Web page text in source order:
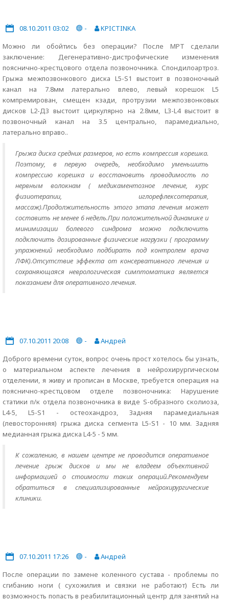
08.10.2011 03:02 -
KPICTINKA
Можно ли обойтись без операции? После МРТ сделали
заключение: Дегенеративно-дистрофические изменения
пояснично-крестцового отдела позвоночника. Спондилоартроз.
Грыжа межпозвонкового диска L5-S1 выстоит в позвоночный
канал на 7.8мм латерально влево, левый корешок L5
компремирован, смещен кзади, протрузии межпозвонковых
дисков L2-Д3 выстоит циркулярно на 2.8мм, L3-L4 выстоит в
позвоночный канал на 3.5 центрально, парамедиально,
латерально вправо..
Грыжа диска средних размеров, но есть компрессия корешка.
Поэтому, в первую очередь, необходимо уменьшить
компрессию корешка и восстановить проводимость по
нервным волокнам ( медикаментозное лечение, курс
физиотерапии, иглорефлексотерапия,
массаж).Продолжительность этого этапа лечения может
составить не менее 6 недель.При положительной динамике и
минимизации болевого синдрома можно подключить
подключить дозированные физические нагрузки ( программу
упражнений необходимо подбирать под контролем врача
ЛФК).Отсутствие эффекта от консервативного лечения и
сохраняющаяся неврологическая симптоматика является
показанием для оперативного лечения.
07.10.2011 20:08 -
Андрей
Доброго времени суток, вопрос очень прост хотелось бы узнать,
о материальном аспекте лечения в нейрохирургическом
отделении, я живу и прописан в Москве, требуется операция на
пояснично-крестцовом отделе позвоночника: Нарушение
статики п/к отдела позвоночника в виде S-образного сколиоза,
L4-5, L5-S1 - остеохандроз, Задняя парамедиальная
(левосторонняя) грыжа диска сегмента L5-S1 - 10 мм. Задняя
медианная грыжа диска L4-5 - 5 мм.
К сожалению, в нашем центре не проводится оперативное
лечение грыж дисков и мы не владеем объективной
информацией о стоимости таких операций.Рекомендуем
обратиться в специализированные нейрохирургические
клиники.
07.10.2011 17:26 -
Андрей
После операции по замене коленного сустава - проблемы по
сгибанию ноги ( сухожилия и связки не работают) Есть ли
возможность попасть в реабилитационный центр для занятий на